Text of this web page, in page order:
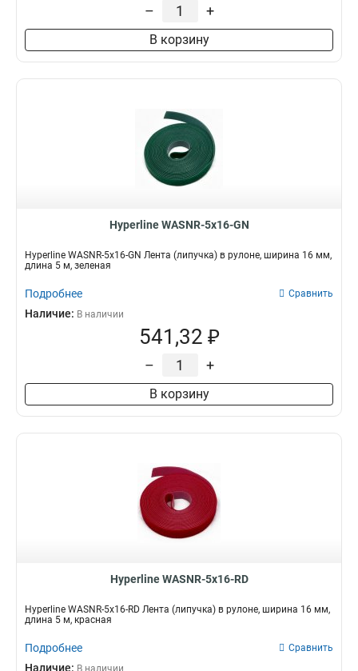
– +
В корзину
Hyperline WASNR-5x16-GN
Hyperline WASNR-5x16-GN Лента (липучка) в рулоне, ширина 16 мм,
длина 5 м, зеленая
Подробнее Сравнить
Наличие: В наличии
541,32 ₽
– +
В корзину
Hyperline WASNR-5x16-RD
Hyperline WASNR-5x16-RD Лента (липучка) в рулоне, ширина 16 мм,
длина 5 м, красная
Подробнее Сравнить
Наличие: В наличии